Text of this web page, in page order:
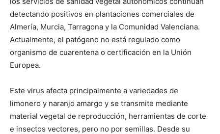
detectando positivos en plantaciones comerciales de
Almería, Murcia, Tarragona y la Comunidad Valenciana.
Actualmente, el patógeno no está regulado como
organismo de cuarentena o certificación en la Unión
Europea.
Este virus afecta principalmente a variedades de
limonero y naranjo amargo y se transmite mediante
material vegetal de reproducción, herramientas de corte
e insectos vectores, pero no por semillas. Desde su